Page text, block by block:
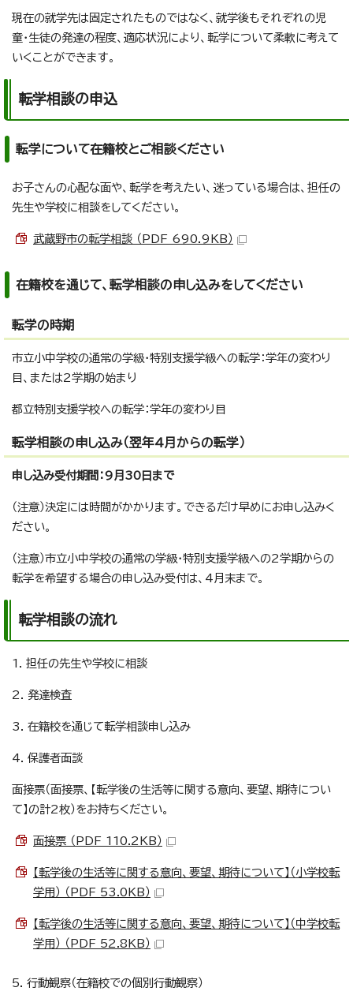
現在の就学先は固定されたものではなく、就学後もそれぞれの児
童・生徒の発達の程度、適応状況により、転学について柔軟に考えて
いくことができます。
転学相談の申込
転学について在籍校とご相談ください
お子さんの心配な面や、転学を考えたい、迷っている場合は、担任の
先生や学校に相談をしてください。
武蔵野市の転学相談 （PDF 690.9KB）
在籍校を通じて、転学相談の申し込みをしてください
転学の時期
市立小中学校の通常の学級・特別支援学級への転学：学年の変わり
目、または2学期の始まり
都立特別支援学校への転学：学年の変わり目
転学相談の申し込み（翌年4月からの転学）
申し込み受付期間：9月30日まで
（注意）決定には時間がかかります。できるだけ早めにお申し込みく
ださい。
（注意）市立小中学校の通常の学級・特別支援学級への2学期からの
転学を希望する場合の申し込み受付は、4月末まで。
転学相談の流れ
1. 担任の先生や学校に相談
2. 発達検査
3. 在籍校を通じて転学相談申し込み
4. 保護者面談
面接票（面接票、【転学後の生活等に関する意向、要望、期待につい
て】の計2枚）をお持ちください。
面接票 （PDF 110.2KB）
【転学後の生活等に関する意向、要望、期待について】（小学校転
学用） （PDF 53.0KB）
【転学後の生活等に関する意向、要望、期待について】（中学校転
学用） （PDF 52.8KB）
5. 行動観察（在籍校での個別行動観察）